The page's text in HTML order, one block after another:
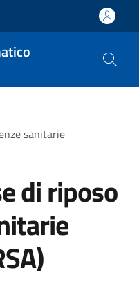
sanitarie
di riposo